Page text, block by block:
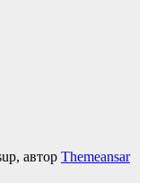
автор Themeansar